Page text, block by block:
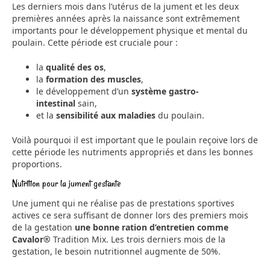
Les derniers mois dans l’utérus de la jument et les deux
premières années après la naissance sont extrêmement
importants pour le développement physique et mental du
poulain. Cette période est cruciale pour :
la qualité des os,
la formation des muscles,
le développement d’un système gastro-
intestinal sain,
et la sensibilité aux maladies du poulain.
Voilà pourquoi il est important que le poulain reçoive lors de
cette période les nutriments appropriés et dans les bonnes
proportions.
Nutrition pour la jument gestante
Une jument qui ne réalise pas de prestations sportives
actives ce sera suffisant de donner lors des premiers mois
de la gestation une bonne ration d’entretien comme
Cavalor® Tradition Mix. Les trois derniers mois de la
gestation, le besoin nutritionnel augmente de 50%.